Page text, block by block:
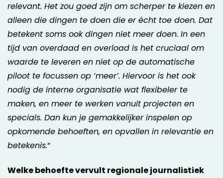
relevant. Het zou goed zijn om scherper te kiezen en
alleen die dingen te doen die er écht toe doen. Dat
betekent soms ook dingen niet meer doen. In een
tijd van overdaad en overload is het cruciaal om
waarde te leveren en niet op de automatische
piloot te focussen op ‘meer’. Hiervoor is het ook
nodig de interne organisatie wat flexibeler te
maken, en meer te werken vanuit projecten en
specials. Dan kun je gemakkelijker inspelen op
opkomende behoeften, en opvallen in relevantie en
betekenis.“
Welke behoefte vervult regionale journalistiek